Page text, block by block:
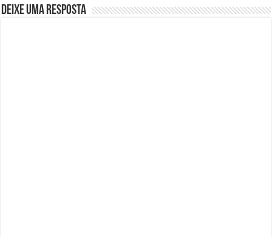
Deixe uma resposta